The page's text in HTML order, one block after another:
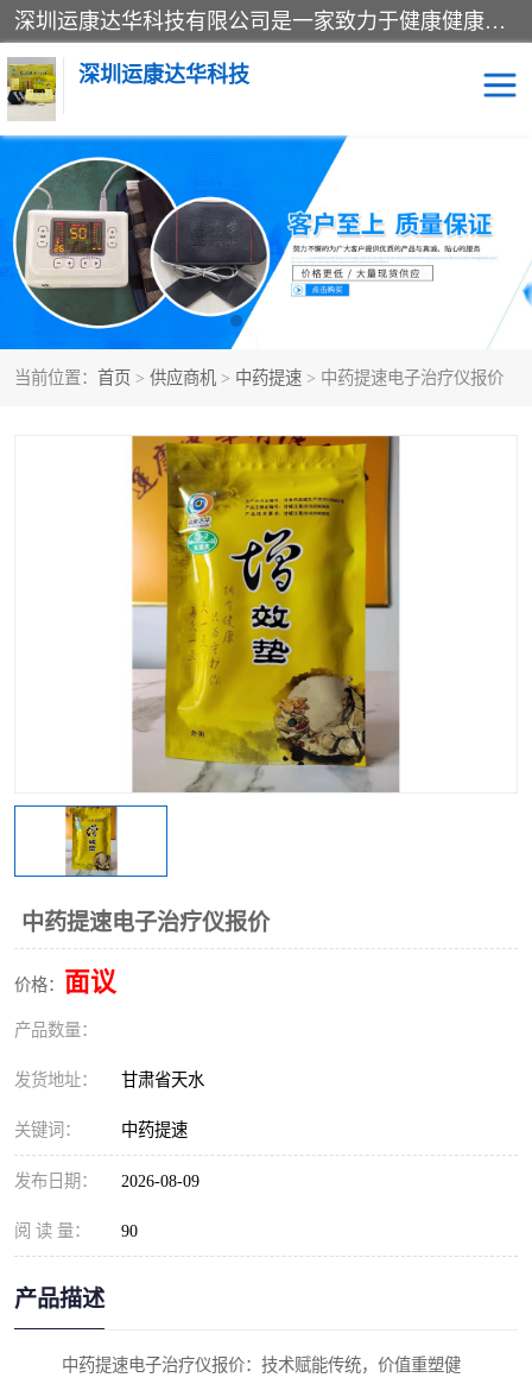
深圳运康达华科技有限公司是一家致力于健康健康产业的现代化企业，已经走过了15个春秋，开创了中医外用发展的新未来，是专业从事中医医疗仪器的研发、生产、销售、服务为一体的子公司，在医疗器械的设计、开发和生产方面率先引进国际先进技术和好的科技人员，先后开发出了场效应治疗仪、多功能治疗仪、颈椎治疗仪、腰椎治疗仪、增效垫等多个系列。
深圳运康达华科技
当前位置： 首页 > 供应商机 > 中药提速 > 中药提速电子治疗仪报价
中药提速电子治疗仪报价
价格： 面议
产品数量：
发货地址： 甘肃省天水
关键词： 中药提速
发布日期： 2026-08-09
阅 读 量： 90
产品描述
中药提速电子治疗仪报价：技术赋能传统，价值重塑健
多功能治疗仪 中药提速
中低频治疗仪 脉冲治疗仪
**腺治疗仪